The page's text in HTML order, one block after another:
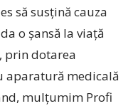
să susțină cauza
o şansă la viaţă
prin dotarea
aparatură medicală
mulțumim Profi